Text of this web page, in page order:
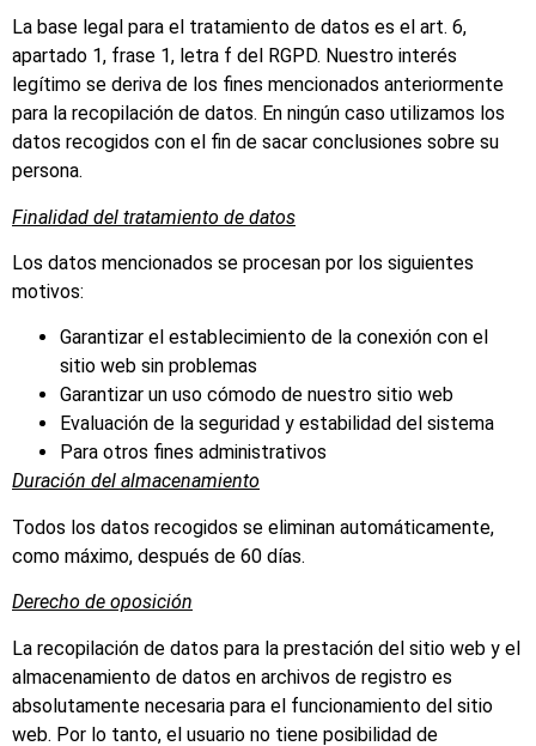
La base legal para el tratamiento de datos es el art. 6,
apartado 1, frase 1, letra f del RGPD. Nuestro interés
legítimo se deriva de los fines mencionados anteriormente
para la recopilación de datos. En ningún caso utilizamos los
datos recogidos con el fin de sacar conclusiones sobre su
persona.
Finalidad del tratamiento de datos
Los datos mencionados se procesan por los siguientes
motivos:
Garantizar el establecimiento de la conexión con el
sitio web sin problemas
Garantizar un uso cómodo de nuestro sitio web
Evaluación de la seguridad y estabilidad del sistema
Para otros fines administrativos
Duración del almacenamiento
Todos los datos recogidos se eliminan automáticamente,
como máximo, después de 60 días.
Derecho de oposición
La recopilación de datos para la prestación del sitio web y el
almacenamiento de datos en archivos de registro es
absolutamente necesaria para el funcionamiento del sitio
web. Por lo tanto, el usuario no tiene posibilidad de